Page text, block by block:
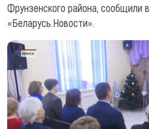
Фрунзенского района, сообщили
«Беларусь.Новости».